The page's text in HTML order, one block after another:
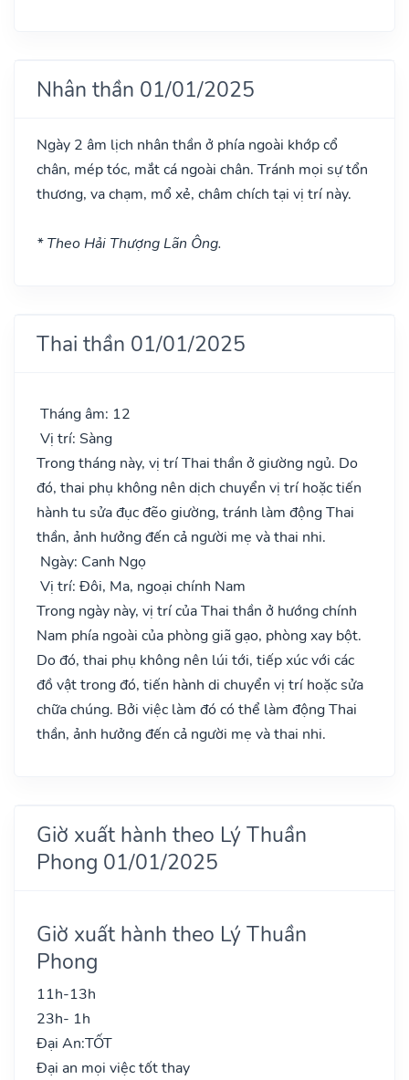
Nhân thần 01/01/2025
Ngày 2 âm lịch nhân thần ở phía ngoài khớp cổ
chân, mép tóc, mắt cá ngoài chân. Tránh mọi sự tổn
thương, va chạm, mổ xẻ, châm chích tại vị trí này.
* Theo Hải Thượng Lãn Ông.
Thai thần 01/01/2025
Tháng âm: 12
Vị trí: Sàng
Trong tháng này, vị trí Thai thần ở giường ngủ. Do
đó, thai phụ không nên dịch chuyển vị trí hoặc tiến
hành tu sửa đục đẽo giường, tránh làm động Thai
thần, ảnh hưởng đến cả người mẹ và thai nhi.
Ngày: Canh Ngọ
Vị trí: Đôi, Ma, ngoại chính Nam
Trong ngày này, vị trí của Thai thần ở hướng chính
Nam phía ngoài của phòng giã gạo, phòng xay bột.
Do đó, thai phụ không nên lúi tới, tiếp xúc với các
đồ vật trong đó, tiến hành di chuyển vị trí hoặc sửa
chữa chúng. Bởi việc làm đó có thể làm động Thai
thần, ảnh hưởng đến cả người mẹ và thai nhi.
Giờ xuất hành theo Lý Thuần
Phong 01/01/2025
Giờ xuất hành theo Lý Thuần
Phong
11h-13h
23h- 1h
Đại An:TỐT
Đại an mọi việc tốt thay